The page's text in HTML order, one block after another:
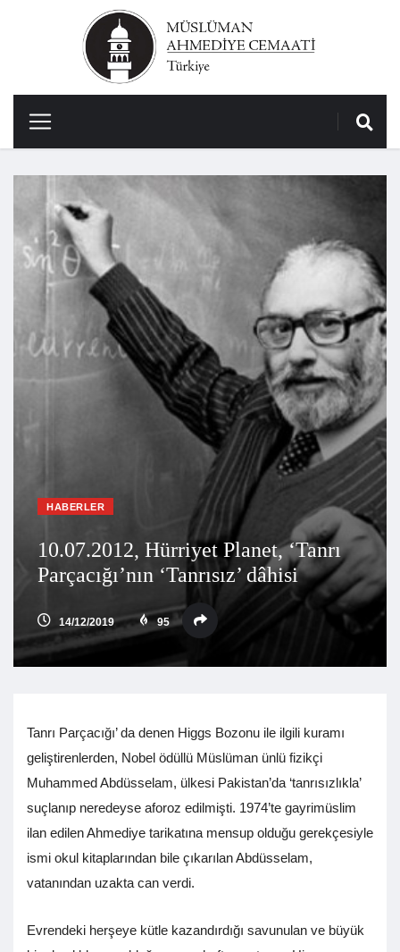
HABERLER
10.07.2012, Hürriyet Planet, ‘Tanrı
Parçacığı’nın ‘Tanrısız’ dâhisi
14/12/2019 95
Tanrı Parçacığı’ da denen Higgs Bozonu ile ilgili kuramı
geliştirenlerden, Nobel ödüllü Müslüman ünlü fizikçi
Muhammed Abdüsselam, ülkesi Pakistan’da ‘tanrısızlıkla’
suçlanıp neredeyse aforoz edilmişti. 1974’te gayrimüslim
ilan edilen Ahmediye tarikatına mensup olduğu gerekçesiyle
ismi okul kitaplarından bile çıkarılan Abdüsselam,
vatanından uzakta can verdi.
Evrendeki herşeye kütle kazandırdığı savunulan ve büyük